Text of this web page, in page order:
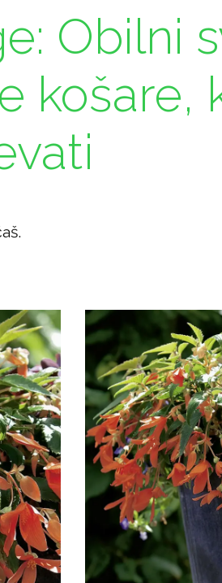
Obilni
košare,